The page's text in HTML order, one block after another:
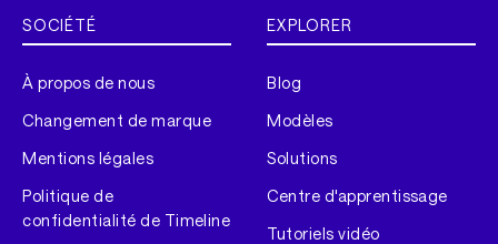
SOCIÉTÉ
À propos de nous
Changement de marque
Mentions légales
Politique de
confidentialité de Timeline
EXPLORER
Blog
Modèles
Solutions
Centre d'apprentissage
Tutoriels vidéo